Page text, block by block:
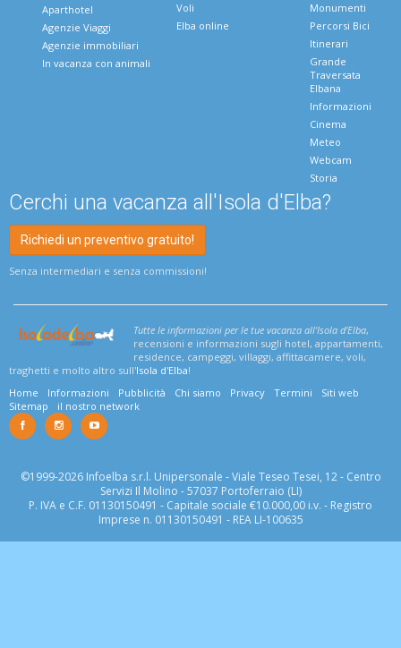
Aparthotel
Agenzie Viaggi
Agenzie immobiliari
In vacanza con animali
Voli
Elba online
Monumenti
Percorsi Bici
Itinerari
Grande
Traversata
Elbana
Informazioni
Cinema
Meteo
Webcam
Storia
Cerchi una vacanza all'Isola d'Elba?
Richiedi un preventivo gratuito!
Senza intermediari e senza commissioni!
Tutte le informazioni per le tue vacanza all'Isola d'Elba,
recensioni e informazioni sugli hotel, appartamenti,
residence, campeggi, villaggi, affittacamere, voli,
traghetti e molto altro sull'Isola d'Elba!
Home
Informazioni Pubblicità Chi siamo Privacy Termini
Siti web
Sitemap
il nostro network
©1999-2026 Infoelba s.r.l. Unipersonale - Viale Teseo Tesei, 12 - Centro
Servizi Il Molino - 57037 Portoferraio (LI)
P. IVA e C.F. 01130150491 - Capitale sociale €10.000,00 i.v. - Registro
Imprese n. 01130150491 - REA LI-100635